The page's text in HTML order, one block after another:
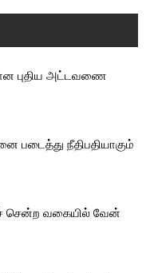
புதிய அட்டவணை
படைத்து நீதிபதியாகும்
சென்ற வகையில் வேன்